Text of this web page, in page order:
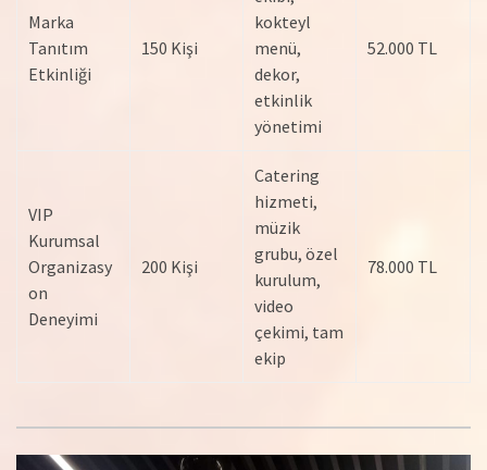
Marka
Tanıtım
Etkinliği
150 Kişi
kokteyl
menü,
dekor,
etkinlik
yönetimi
52.000 TL
VIP
Kurumsal
Organizasy
on
Deneyimi
200 Kişi
Catering
hizmeti,
müzik
grubu, özel
kurulum,
video
çekimi, tam
ekip
78.000 TL